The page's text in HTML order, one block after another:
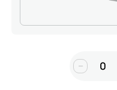
−